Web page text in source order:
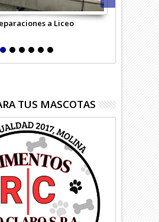
a Liceo
TUS MASCOTAS